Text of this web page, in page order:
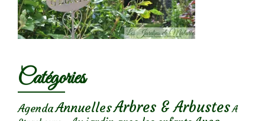
Catégories
AgendaAnnuellesArbres & Arbustes A